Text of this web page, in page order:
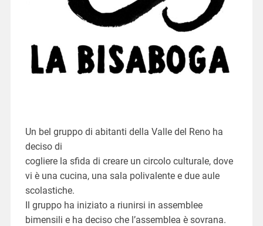
Un bel gruppo di abitanti della Valle del Reno ha
deciso di
cogliere la sfida di creare un circolo culturale, dove
vi è una cucina, una sala polivalente e due aule
scolastiche.
Il gruppo ha iniziato a riunirsi in assemblee
bimensili e ha deciso che l’assemblea è sovrana.